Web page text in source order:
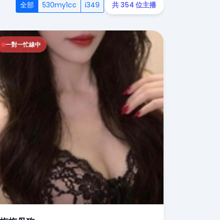
全部 530my1cc i349 共 354 位主播
一對一忙線中